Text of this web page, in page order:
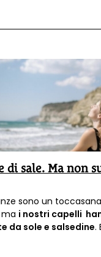
di sale. Ma non
sono un
i nostri capelli
da sole e salsedine.